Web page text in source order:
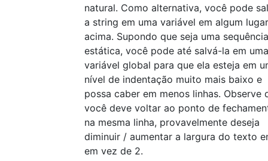
natural. Como alternativa, você pode
a string em uma variável em algum lugar
acima. Supondo que seja uma sequência
estática, você pode até salvá-la em uma
variável global para que ela esteja em
nível de indentação muito mais baixo e
possa caber em menos linhas. Observe
você deve voltar ao ponto de
na mesma linha, provavelmente deseja
diminuir / aumentar a largura do texto
em vez de 2.